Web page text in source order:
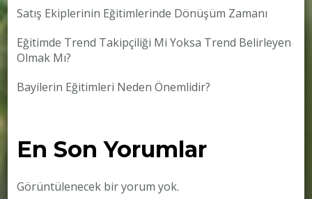
Satış Ekiplerinin Eğitimlerinde Dönüşüm Zamanı
Eğitimde Trend Takipçiliği Mi Yoksa Trend Belirleyen
Olmak Mı?
Bayilerin Eğitimleri Neden Önemlidir?
En Son Yorumlar
Görüntülenecek bir yorum yok.